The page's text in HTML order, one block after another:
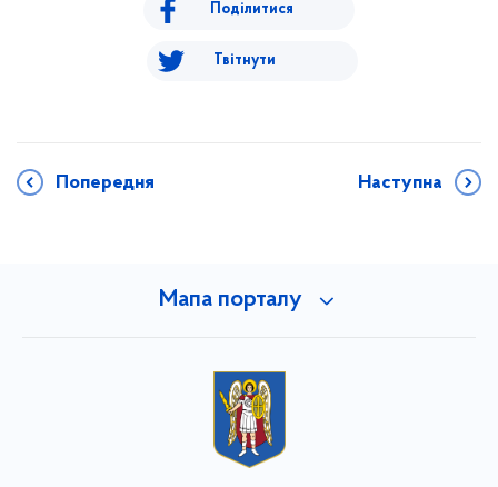
Поділитися
Твітнути
Попередня Наступна
Мапа порталу